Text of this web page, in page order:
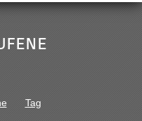
trotzdem im Text gleich
angezeigt "auf dieser
Tag